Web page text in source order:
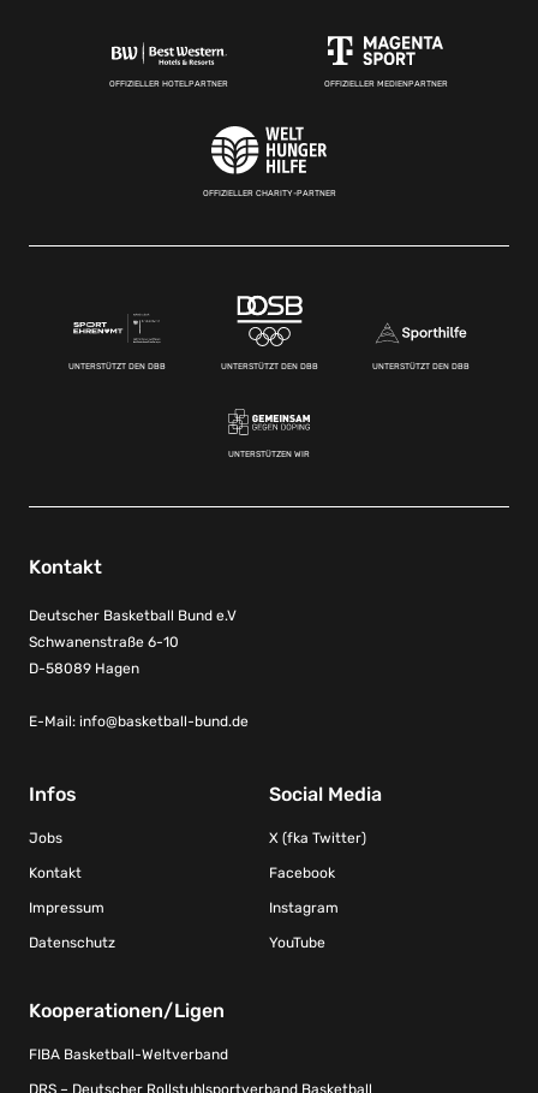
OFFIZIELLER HOTELPARTNER OFFIZIELLER MEDIENPARTNER
OFFIZIELLER CHARITY-PARTNER
UNTERSTÜTZT DEN DBB UNTERSTÜTZT DEN DBB UNTERSTÜTZT DEN DBB
UNTERSTÜTZEN WIR
Kontakt
Deutscher Basketball Bund e.V
Schwanenstraße 6-10
D-58089 Hagen
E-Mail: info@basketball-bund.de
Infos
Jobs
Kontakt
Impressum
Datenschutz
Social Media
X (fka Twitter)
Facebook
Instagram
YouTube
Kooperationen/Ligen
FIBA Basketball-Weltverband
DRS – Deutscher Rollstuhlsportverband Basketball